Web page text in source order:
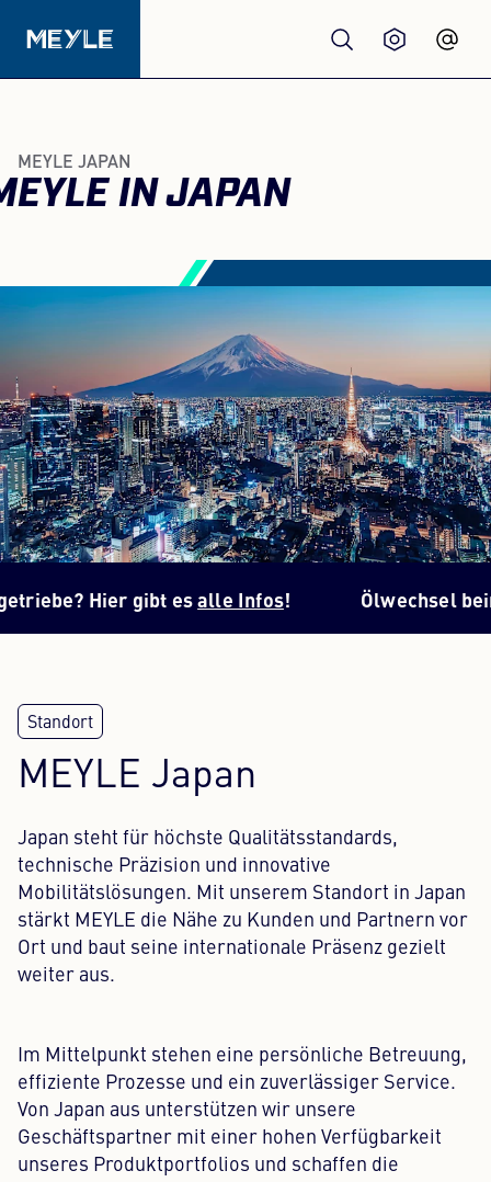
Qualität
Werkstätten
Großhandel
Über Uns
Content Hub
Presse
Karriere
Sprache: Deutsch
MEYLE JAPAN
IN JAPAN
Hier gibt esalle Infos ! Ölwechsel beim
MEYLE Japan
Japan steht für höchste Qualitätsstandards,
technische Präzision und innovative
Mobilitätslösungen. Mit unserem Standort in Japan
stärkt MEYLE die Nähe zu Kunden und Partnern vor
Ort und baut seine internationale Präsenz gezielt
weiter aus.
Im Mittelpunkt stehen eine persönliche Betreuung,
effiziente Prozesse und ein zuverlässiger Service.
Von Japan aus unterstützen wir unsere
Geschäftspartner mit einer hohen Verfügbarkeit
unseres Produktportfolios und schaffen die